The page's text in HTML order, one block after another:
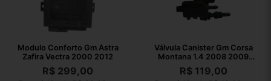
Modulo Conforto Gm Astra
Zafira Vectra 2000 2012
R$ 299,00
Válvula Canister Gm Corsa
Montana 1.4 2008 2009
2010
R$119,00